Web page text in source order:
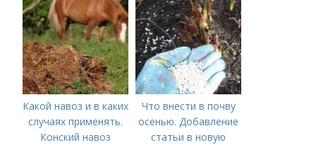
(СОВЕТЫ ОПЫТНЫХ)
Какой навоз и в каких
случаях применять.
Конский навоз
Что внести в почву
осенью. Добавление
статьи в новую